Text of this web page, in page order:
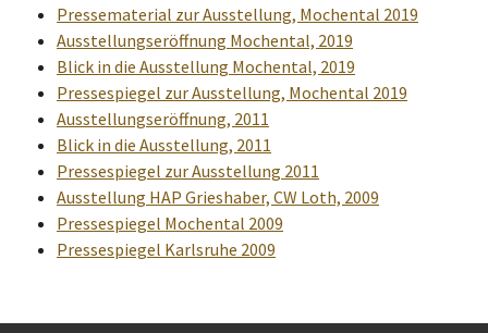
Pressematerial zur Ausstellung, Mochental 2019
Ausstellungseröffnung Mochental, 2019
Blick in die Ausstellung Mochental, 2019
Pressespiegel zur Ausstellung, Mochental 2019
Ausstellungseröffnung, 2011
Blick in die Ausstellung, 2011
Pressespiegel zur Ausstellung 2011
Ausstellung HAP Grieshaber, CW Loth, 2009
Pressespiegel Mochental 2009
Pressespiegel Karlsruhe 2009